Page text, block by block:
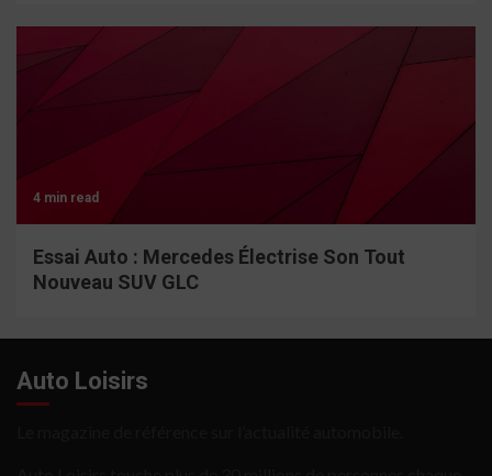
4 min read
Essai Auto : Mercedes Électrise Son Tout
Nouveau SUV GLC
Auto Loisirs